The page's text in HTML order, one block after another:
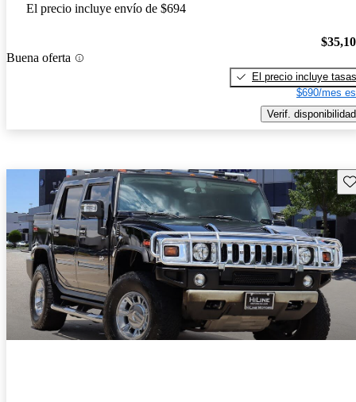
El precio incluye envío de $694
Buena oferta
El precio incluye tasas
$690/mes
Verif. disponibilidad